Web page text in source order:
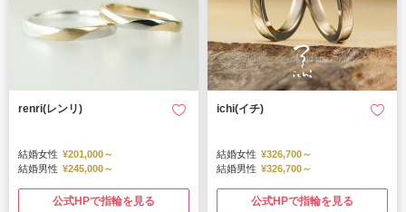
renri(レンリ)
結婚女性 ¥201,000～
結婚男性 ¥245,000～
公式HPで指輪を見る
ichi(イチ)
結婚女性 ¥326,700～
結婚男性 ¥326,700～
公式HPで指輪を見る